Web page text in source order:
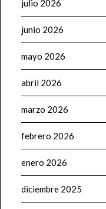
julio 2026
junio 2026
mayo 2026
abril 2026
marzo 2026
febrero 2026
enero 2026
diciembre 2025